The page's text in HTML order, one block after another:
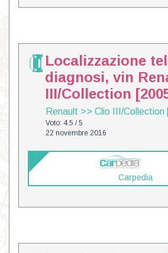
Localizzazione
diagnosi, vin
III/Collection
Renault >> Clio III/Collection
Voto: 4.5 / 5
22 novembre 2016
Carpedia